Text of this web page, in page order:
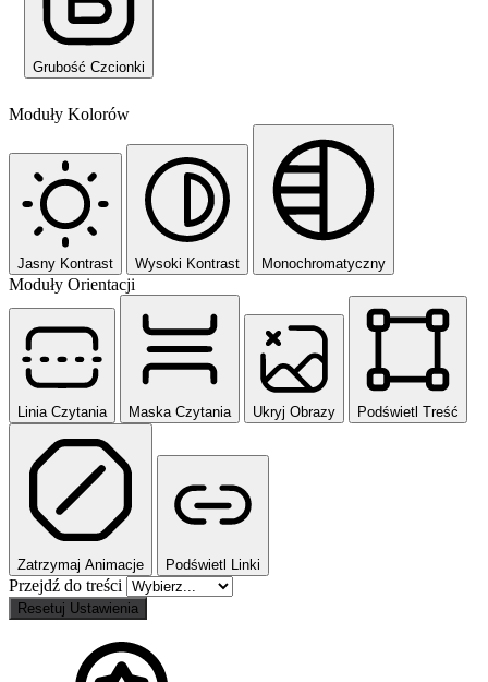
Grubość Czcionki
Moduły Kolorów
Jasny Kontrast Wysoki Kontrast Monochromatyczny
Moduły Orientacji
Linia Czytania Maska Czytania Ukryj Obrazy Podświetl Treść
Zatrzymaj Animacje Podświetl Linki
Przejdź do treści
Resetuj Ustawienia